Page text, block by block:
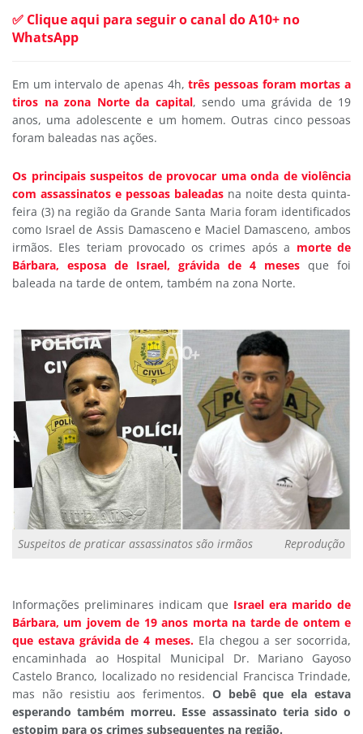
✅ Clique aqui para seguir o canal do A10+ no
WhatsApp
Em um intervalo de apenas 4h,três pessoas foram mortas a
tiros na zona Norte da capital, sendo uma grávida de 19
anos, uma adolescente e um homem. Outras cinco pessoas
foram baleadas nas ações.
Os principais suspeitos de provocar uma onda de violência
com assassinatos e pessoas baleadas na noite desta quinta-
feira (3) na região da Grande Santa Maria foram identificados
como Israel de Assis Damasceno e Maciel Damasceno, ambos
irmãos. Eles teriam provocado os crimes após a morte de
Bárbara, esposa de Israel, grávida de 4 meses que foi
baleada na tarde de ontem, também na zona Norte.
Suspeitos de praticar assassinatos são irmãos Reprodução
Informações preliminares indicam que Israel era marido de
Bárbara, um jovem de 19 anos morta na tarde de ontem e
que estava grávida de 4 meses. Ela chegou a ser socorrida,
encaminhada ao Hospital Municipal Dr. Mariano Gayoso
Castelo Branco, localizado no residencial Francisca Trindade,
mas não resistiu aos ferimentos. O bebê que ela estava
esperando também morreu. Esse assassinato teria sido o
estopim para os crimes subsequentes na região.